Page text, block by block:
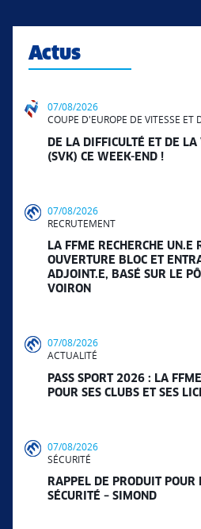
Actus
07/08/2026
COUPE D'EUROPE DE VITESSE ET
DE LA DIFFICULTÉ ET DE
(SVK) CE WEEK-END !
07/08/2026
RECRUTEMENT
LA FFME RECHERCHE UN.E
OUVERTURE BLOC ET
ADJOINT.E, BASÉ SUR LE
VOIRON
07/08/2026
ACTUALITÉ
PASS SPORT 2026 : LA
POUR SES CLUBS ET SES
07/08/2026
SÉCURITÉ
RAPPEL DE PRODUIT POUR
SÉCURITÉ – SIMOND